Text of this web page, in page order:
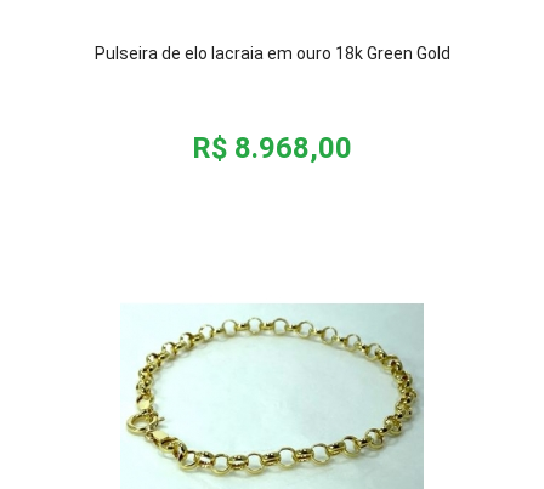
Pulseira de elo lacraia em ouro 18k Green Gold
R$ 8.968,00